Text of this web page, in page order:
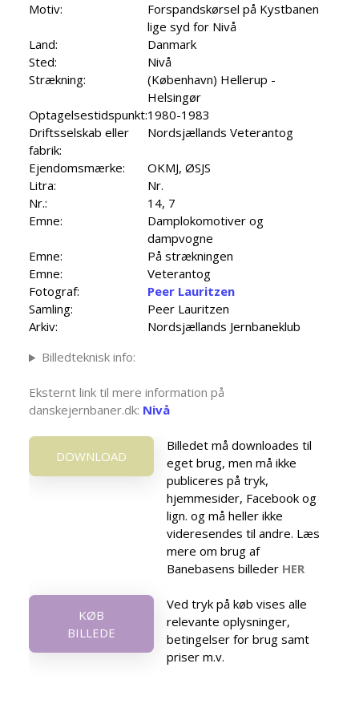
Motiv:
Forspandskørsel på Kystbanen
lige syd for Nivå
Land:
Danmark
Sted:
Nivå
Strækning:
(København) Hellerup -
Helsingør
Optagelsestidspunkt:1980-1983
Driftsselskab eller
fabrik:
Nordsjællands Veterantog
Ejendomsmærke:
OKMJ, ØSJS
Litra:
Nr.
Nr.:
14, 7
Emne:
Damplokomotiver og
dampvogne
Emne:
På strækningen
Emne:
Veterantog
Fotograf:
Peer Lauritzen
Samling:
Peer Lauritzen
Arkiv:
Nordsjællands Jernbaneklub
Billedteknisk info:
Eksternt link til mere information på
danskejernbaner.dk: Nivå
DOWNLOAD
Billedet må downloades til
eget brug, men må ikke
publiceres på tryk,
hjemmesider, Facebook og
lign. og må heller ikke
videresendes til andre. Læs
mere om brug af
Banebasens billeder HER
KØB
BILLEDE
Ved tryk på køb vises alle
relevante oplysninger,
betingelser for brug samt
priser m.v.